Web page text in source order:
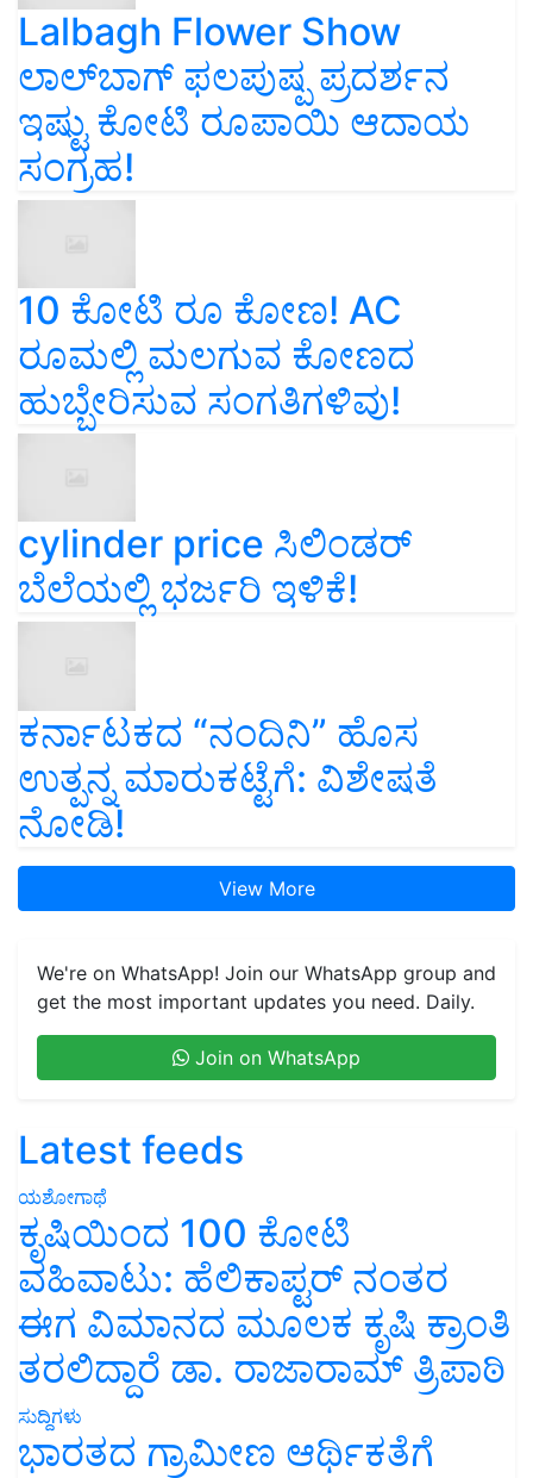
Lalbagh Flower Show
ಲಾಲ್‌ಬಾಗ್ ಫಲಪುಷ್ಪ ಪ್ರದರ್ಶನ
ಇಷ್ಟು ಕೋಟಿ ರೂಪಾಯಿ ಆದಾಯ
ಸಂಗ್ರಹ!
10 ಕೋಟಿ ರೂ ಕೋಣ! AC
ರೂಮಲ್ಲಿ ಮಲಗುವ ಕೋಣದ
ಹುಬ್ಬೇರಿಸುವ ಸಂಗತಿಗಳಿವು!
cylinder price ಸಿಲಿಂಡರ್‌
ಬೆಲೆಯಲ್ಲಿ ಭರ್ಜರಿ ಇಳಿಕೆ!
ಕರ್ನಾಟಕದ “ನಂದಿನಿ” ಹೊಸ
ಉತ್ಪನ್ನ ಮಾರುಕಟ್ಟೆಗೆ: ವಿಶೇಷತೆ
ನೋಡಿ!
View More
We're on WhatsApp! Join our WhatsApp group and
get the most important updates you need. Daily.
Join on WhatsApp
Latest feeds
ಯಶೋಗಾಥೆ
ಕೃಷಿಯಿಂದ 100 ಕೋಟಿ
ವಹಿವಾಟು: ಹೆಲಿಕಾಪ್ಟರ್ ನಂತರ
ಈಗ ವಿಮಾನದ ಮೂಲಕ ಕೃಷಿ ಕ್ರಾಂತಿ
ತರಲಿದ್ದಾರೆ ಡಾ. ರಾಜಾರಾಮ್ ತ್ರಿಪಾಠಿ
ಸುದ್ದಿಗಳು
ಭಾರತದ ಗ್ರಾಮೀಣ ಆರ್ಥಿಕತೆಗೆ